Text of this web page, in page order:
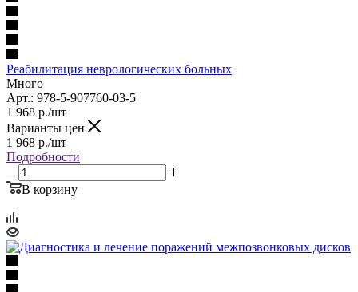
Реабилитация неврологических больных
Много
Арт.: 978-5-907760-03-5
1 968 р./шт
Варианты цен
1 968 р./шт
Подробности
В корзину